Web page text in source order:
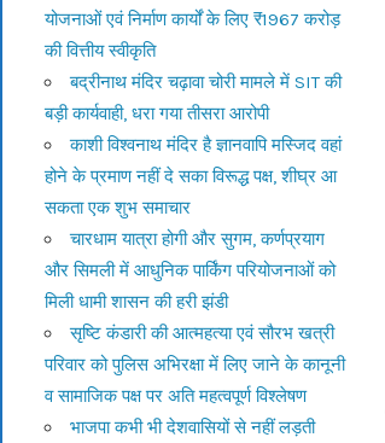
योजनाओं एवं निर्माण कार्यों के लिए ₹1967 करोड़
की वित्तीय स्वीकृति
बद्रीनाथ मंदिर चढ़ावा चोरी मामले में SIT की
बड़ी कार्यवाही, धरा गया तीसरा आरोपी
काशी विश्वनाथ मंदिर है ज्ञानवापि मस्जिद वहां
होने के प्रमाण नहीं दे सका विरूद्ध पक्ष, शीघ्र आ
सकता एक शुभ समाचार
चारधाम यात्रा होगी और सुगम, कर्णप्रयाग
और सिमली में आधुनिक पार्किंग परियोजनाओं को
मिली धामी शासन की हरी झंडी
सृष्टि कंडारी की आत्महत्या एवं सौरभ खत्री
परिवार को पुलिस अभिरक्षा में लिए जाने के कानूनी
व सामाजिक पक्ष पर अति महत्वपूर्ण विश्लेषण
भाजपा कभी भी देशवासियों से नहीं लड़ती